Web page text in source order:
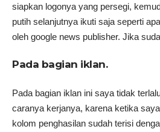
siapkan logonya yang persegi,
putih selanjutnya ikuti saja seperti
oleh google news publisher. Jika
Pada bagian iklan.
Pada bagian iklan ini saya tidak
caranya kerjanya, karena ketika
kolom penghasilan sudah terisi